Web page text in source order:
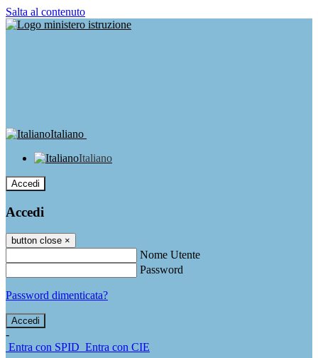
Salta al contenuto
Italiano
Italiano
Accedi
Accedi
button close ×
Nome Utente
Password
Password dimenticata?
-
Entra con SPID Entra con CIE